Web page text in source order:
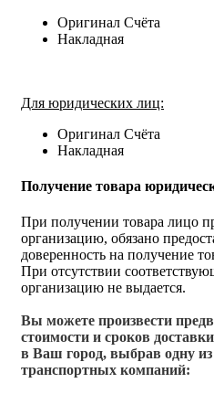
Оригинал Счёта
Накладная
Для юридических лиц:
Оригинал Счёта
Накладная
Получение товара
При получении товара лицо
организацию, обязано
доверенность на получение
При отсутствии
организацию не выдается.
Вы можете произвести
стоимости и сроков
в Ваш город, выбрав одну
транспортных компаний: